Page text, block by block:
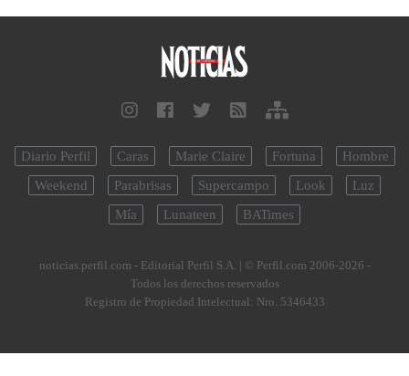
Diario Perfil Caras Marie Claire Fortuna
Hombre
Weekend
Parabrisas Supercampo Look
Luz
Mía
Lunateen BATimes
noticias.perfil.com - Editorial Perfil S.A. | © Perfil.com 2006-2026 -
Todos los derechos reservados
Registro de Propiedad Intelectual: Nro. 5346433